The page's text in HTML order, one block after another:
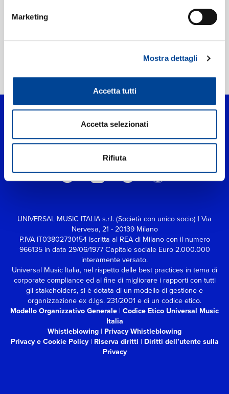
Marketing
Mostra dettagli
Accetta tutti
Accetta selezionati
Rifiuta
Home Pop > You Make It Feel Like Christmas
UNIVERSAL MUSIC ITALIA s.r.l. (Società con unico socio) | Via
Nervesa, 21 - 20139 Milano
P.IVA IT03802730154 Iscritta al REA di Milano con il numero
966135 in data 29/06/1977Capitale sociale Euro 2.000.000
interamente versato.
Universal Music Italia, nel rispetto delle best practices in tema di
corporate compliance ed al fine di migliorare i rapporti con tutti
gli stakeholders,si è dotata di un modello di gestione e
organizzazione ex d.lgs. 231/2001 e di un codice etico.
Modello Organizzativo Generale | Codice Etico Universal Music
Italia
Whistleblowing | Privacy Whistleblowing
Privacy e Cookie Policy| Riserva diritti | Diritti dell’utente sulla
Privacy